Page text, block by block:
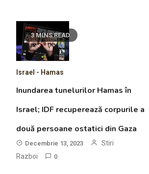
3 MINS READ
Israel - Hamas
Inundarea tunelurilor Hamas în
Israel; IDF recuperează corpurile a
două persoane ostatici din Gaza
Decembrie 13, 2023
Stiri
Razboi
0